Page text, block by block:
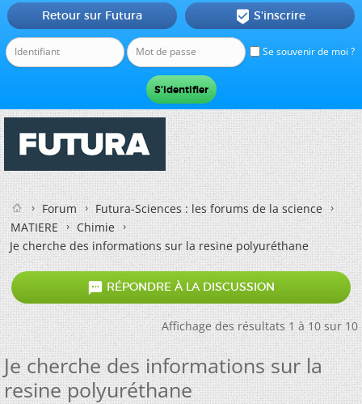
Se souvenir de moi ?
Retour sur Futura  S'inscrire
Forum
Futura-Sciences : les forums de la science
MATIERE
Chimie
Je cherche des informations sur la resine polyuréthane
 RÉPONDRE À LA DISCUSSION
Affichage des résultats 1 à 10 sur 10
Je cherche des informations sur la
resine polyuréthane